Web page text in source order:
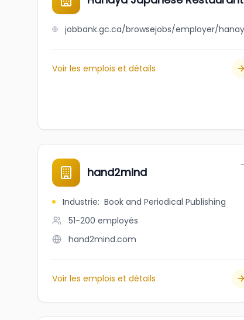
Voir les emplois et détails
hand2mind
Industrie: Book and Periodical Publishing
51-200 employés
hand2mind.com
Voir les emplois et détails